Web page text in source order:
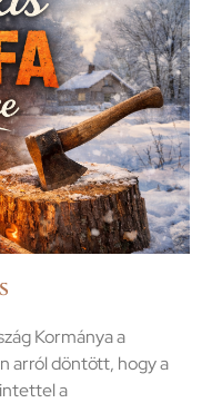
Kormánya a
arról döntött, hogy a
a